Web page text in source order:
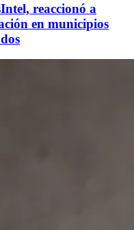
reaccionó a
en municipios